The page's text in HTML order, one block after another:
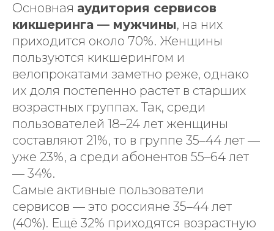
Основная аудитория сервисов
кикшеринга — мужчины, на них
приходится около 70%. Женщины
пользуются кикшерингом и
велопрокатами заметно реже, однако
их доля постепенно растет в старших
возрастных группах. Так, среди
пользователей 18–24 лет женщины
составляют 21%, то в группе 35–44 лет —
уже 23%, а среди абонентов 55–64 лет
— 34%.
Самые активные пользователи
сервисов — это россияне 35–44 лет
(40%). Ещё 32% приходятся возрастную